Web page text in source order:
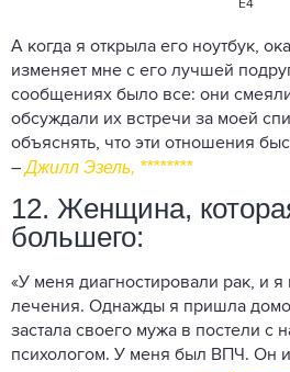
E4
А когда я открыла его ноутбук,
изменяет мне с его лучшей
сообщениях было все: они
обсуждали их встречи за моей
объяснять, что эти отношения
–Джилл Эзель, ********
12. Женщина,
большего:
«У меня диагностировали рак, и я
лечения. Однажды я пришла
застала своего мужа в постели с
психологом. У меня был ВПЧ. Он